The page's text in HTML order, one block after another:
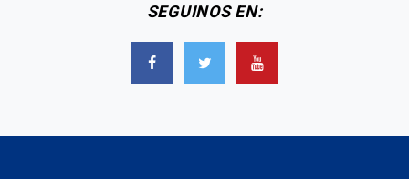
SEGUINOS EN: